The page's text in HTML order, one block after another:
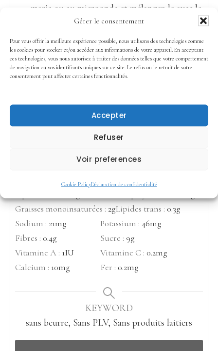
Gérer le consentement
Pour vous offrir la meilleure expérience possible, nous utilisons des technologies comme
les cookies pour stocker et/ou accéder aux informations de votre appareil. En acceptant
ces technologies, vous nous autorisez à traiter des données telles que votre comportement
de navigation ou vos identifiants uniques sur ce site. Le refus ou le retrait de votre
consentement peut affecter certaines fonctionnalités.
Accepter
Refuser
Voir preferences
Cookie PolicyDéclaration de confidentialité
marie ou au microonde et mélangez-le avec le
pralin. Garnissez, vos biscuits avec une petite
cuillère.
N'oubliez pas de léchez la cuillère c'est
tellement bon!
les ranger dans leur boite.
Carbohydrates :
Matière grasse :5
Graisses monoinsaturées : 2gLipides trans : 0.3g
Sodium : 21mg Potassium : 46mg
Fibres : 0.4g Sucre : 9g
Vitamine A : 1IU Vitamine C : 0.2mg
Calcium : 10mg Fer : 0.2mg
KEYWORD
sans beurre, Sans PLV, Sans produits laitiers